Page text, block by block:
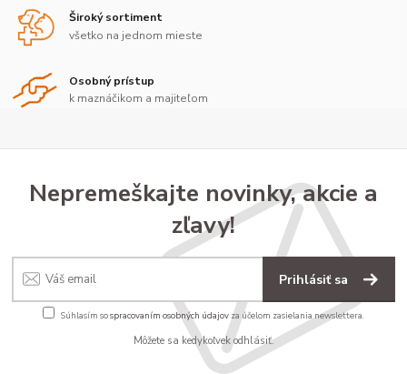
Široký sortiment
všetko na jednom mieste
Osobný prístup
k maznáčikom a majiteľom
Nepremeškajte novinky, akcie a
zľavy!
Prihlásiť sa
Súhlasím sospracovaním osobných údajov za účelom zasielania newslettera.
Môžete sa kedykoľvek odhlásiť.